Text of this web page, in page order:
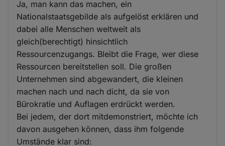
Ja, man kann das machen, ein
Nationalstaatsgebilde als aufgelöst erklären und
dabei alle Menschen weltweit als
gleich(berechtigt) hinsichtlich
Ressourcenzugangs. Bleibt die Frage, wer diese
Ressourcen bereitstellen soll. Die großen
Unternehmen sind abgewandert, die kleinen
machen nach und nach dicht, da sie von
Bürokratie und Auflagen erdrückt werden.
Bei jedem, der dort mitdemonstriert, möchte ich
davon ausgehen können, dass ihm folgende
Umstände klar sind: